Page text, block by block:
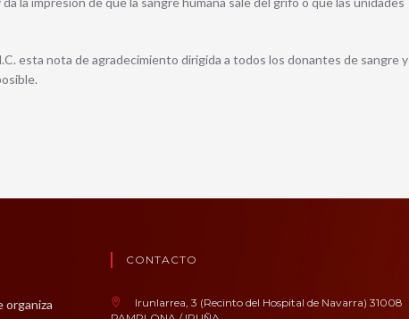
esta nota de agradecimiento dirigida a todos los donantes de sangre y
organiza
CONTACTO
Irunlarrea, 3 (Recinto del Hospital de Navarra) 31008